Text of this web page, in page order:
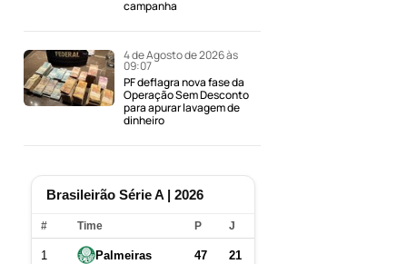
campanha
4 de Agosto de 2026 às
09:07
PF deflagra nova fase da
Operação Sem Desconto
para apurar lavagem de
dinheiro